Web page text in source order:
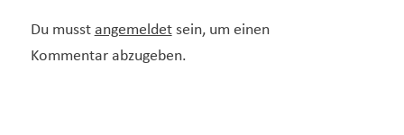
Du musst angemeldetsein, um einen
Kommentar abzugeben.